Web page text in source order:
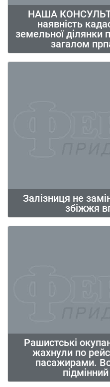
НАША
наявність
земельної ділянки
загалом
Залізниця не
збіжжя
Рашистські
жахнули по
пасажирами.